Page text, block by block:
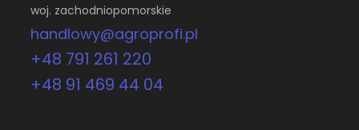
woj. zachodniopomorskie
handlowy@agroprofi.pl
+48 791 261 220
+48 91 469 44 04